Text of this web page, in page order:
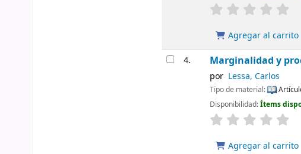
Agregar al carrito
4. Marginalidad y
por Lessa, Carlos
Tipo de material:
Disponibilidad:Ítems
Agregar al carrito